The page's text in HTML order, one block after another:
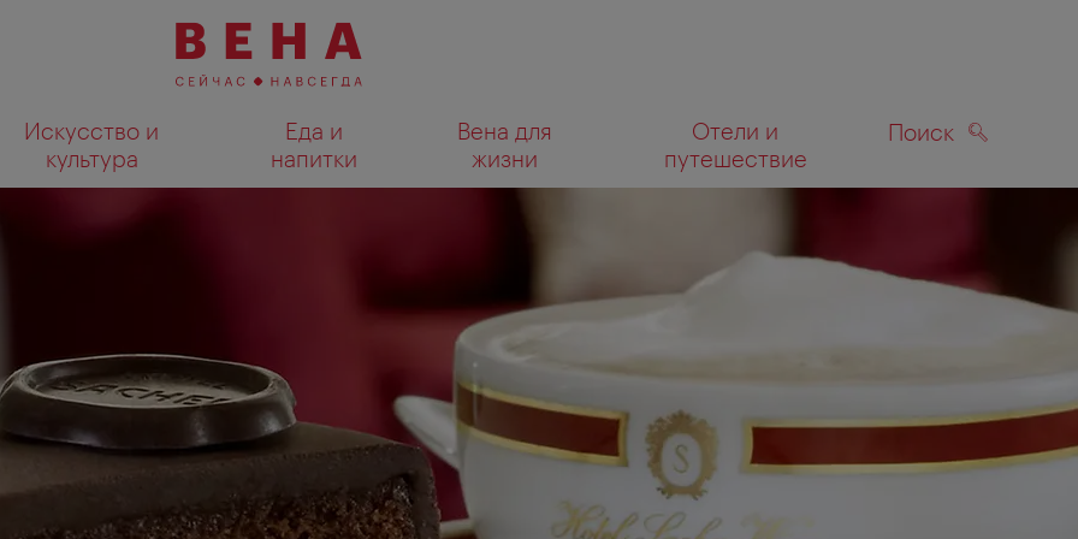
Искусство и
культура
Еда и
напитки
Вена для
жизни
Отели и
путешествие
Поиск